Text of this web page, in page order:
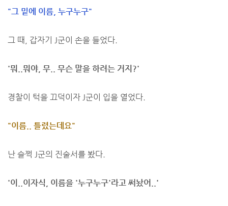
"그 밑에 이름, 누구누구"
그 때, 갑자기 J군이 손을 들었다.
'뭐..뭐야, 무.. 무슨 말을 하려는 거지?'
경찰이 턱을 끄덕이자 J군이 입을 열었다.
"이름.. 틀렸는데요"
난 슬쩍 J군의 진술서를 봤다.
'이..이자식, 이름을 '누구누구'라고 써놨어..'